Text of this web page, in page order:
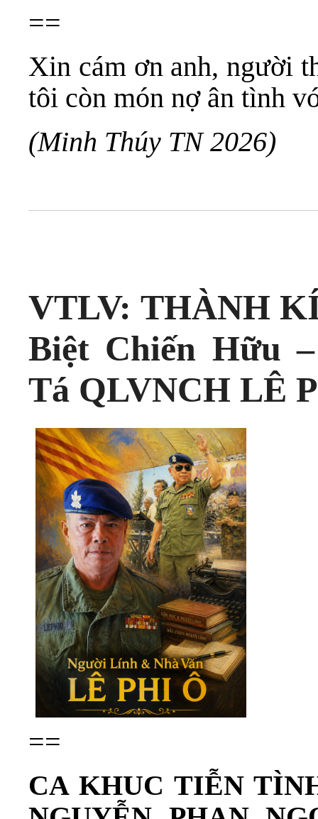
==
Xin cám ơn anh, người
tôi còn món nợ ân tình
(Minh Thúy TN 2026)
VTLV: THÀNH
Biệt Chiến Hữu
Tá QLVNCH LÊ
==
CA KHUC TIỄN